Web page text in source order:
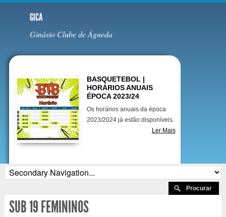
GICA
Ginásio Clube de Águeda
BASQUETEBOL |
HORÁRIOS ANUAIS
ÉPOCA 2023/24
Os horários anuais da época
2023/2024 já estão disponíveis.
Ler Mais
SUB 19 FEMININOS